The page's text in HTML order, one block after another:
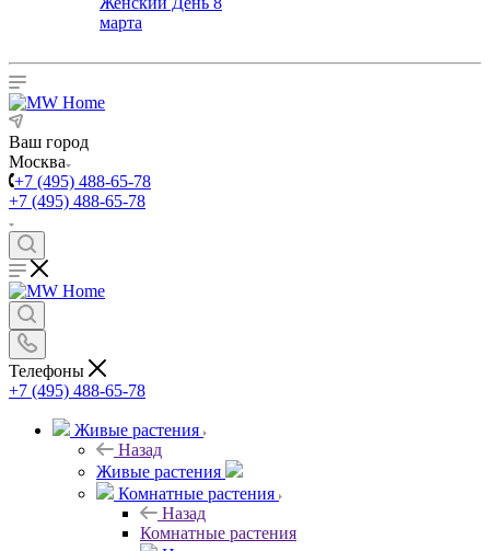
марта
Ваш город
Москва
+7 (495) 488-65-78
+7 (495) 488-65-78
Телефоны
+7 (495) 488-65-78
Живые растения
Назад
Живые растения
Комнатные растения
Назад
Комнатные растения